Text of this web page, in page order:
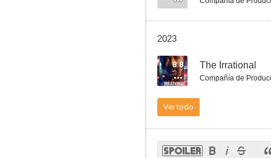
2023
8.8 The Irrational
Compañía de
Ver todo